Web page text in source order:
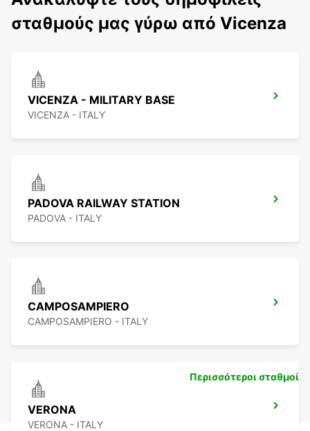
σταθμούς μας γύρω από Vicenza
VICENZA - MILITARY BASE
VICENZA - ITALY
PADOVA RAILWAY STATION
PADOVA - ITALY
CAMPOSAMPIERO
CAMPOSAMPIERO - ITALY
VERONA
VERONA - ITALY
Περισσότεροι σταθμοί